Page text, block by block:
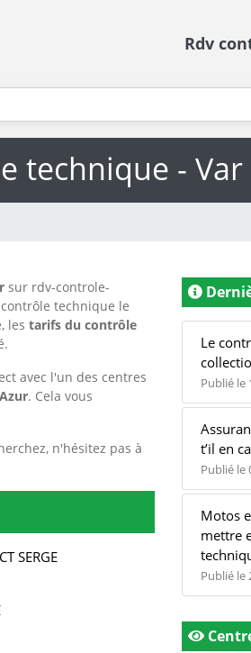
Rdv
technique - Var
sur rdv-controle-
technique le
les tarifs du contrôle
avec l'un des centres
. Cela vous
n'hésitez pas à
SERGE
Le
Publié le
t’il en
Publié le
Motos
mettre
Publié le